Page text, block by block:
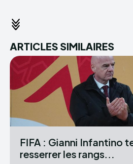
ARTICLES SIMILAIRES
FIFA : Gianni Infantino
resserrer les rangs...